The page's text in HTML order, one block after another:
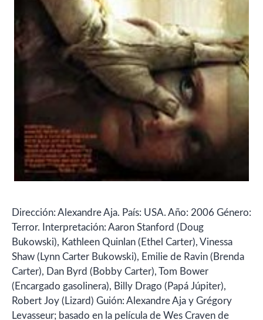
Dirección: Alexandre Aja. País: USA. Año: 2006 Género:
Terror. Interpretación: Aaron Stanford (Doug
Bukowski), Kathleen Quinlan (Ethel Carter), Vinessa
Shaw (Lynn Carter Bukowski), Emilie de Ravin (Brenda
Carter), Dan Byrd (Bobby Carter), Tom Bower
(Encargado gasolinera), Billy Drago (Papá Júpiter),
Robert Joy (Lizard) Guión: Alexandre Aja y Grégory
Levasseur; basado en la película de Wes Craven de